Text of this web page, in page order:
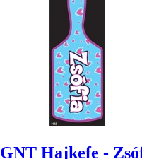
GNT Hajkefe -